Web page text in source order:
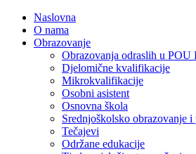
Naslovna
O nama
Obrazovanje
Obrazovanja odraslih u POU
Djelomične kvalifikacije
Mikrokvalifikacije
Osobni asistent
Osnovna škola
Srednjoškolsko obrazovanje
Tečajevi
Održane edukacije